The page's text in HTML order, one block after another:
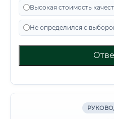
Высокая стоимость
Не определился с